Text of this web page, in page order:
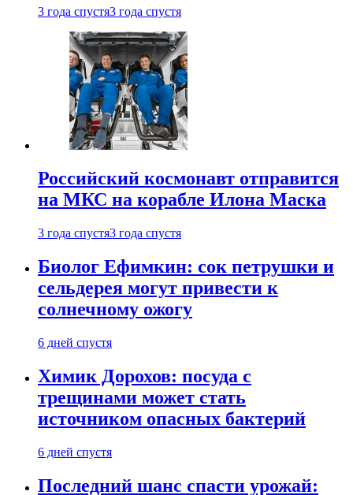
3 года спустя3 года спустя
Российский космонавт отправится
на МКС на корабле Илона Маска
3 года спустя3 года спустя
Биолог Ефимкин: сок петрушки и
сельдерея могут привести к
солнечному ожогу
6 дней спустя
Химик Дорохов: посуда с
трещинами может стать
источником опасных бактерий
6 дней спустя
Последний шанс спасти урожай: